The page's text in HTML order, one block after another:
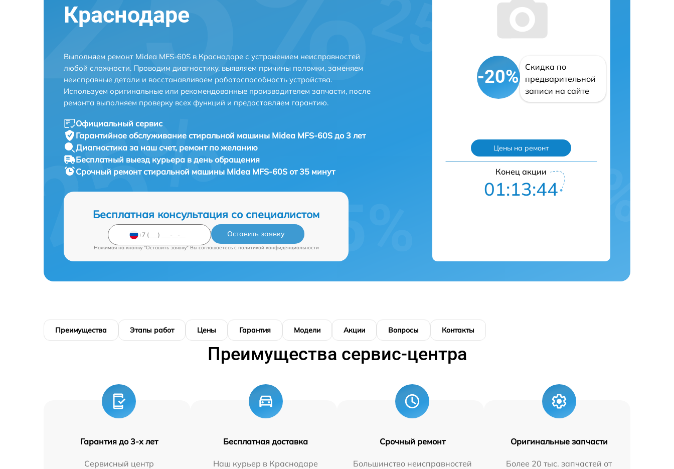
Краснодаре
Выполняем ремонт Midea MFS-60S в Краснодаре с устранением неисправностей
любой сложности. Проводим диагностику, выявляем причины поломки, заменяем
неисправные детали и восстанавливаем работоспособность устройства.
Используем оригинальные или рекомендованные производителем запчасти, после
ремонта выполняем проверку всех функций и предоставляем гарантию.
Официальный сервис
Гарантийное обслуживание стиральной машины Midea MFS-60S до 3 лет
Диагностика за наш счет, ремонт по желанию
Бесплатный выезд курьера в день обращения
Срочный ремонтстиральной машины Midea MFS-60S от 35 минут
Бесплатная консультация со специалистом
Оставить заявку
Нажимая на кнопку "Оставить заявку" Вы соглашаетесь c политикой конфиденциальности
-20%
Скидка по
предварительной
записи на сайте
Цены на ремонт
Конец акции
01:13:43
Преимущества Этапы работ Цены Гарантия Модели Акции Вопросы Контакты
Преимущества сервис-центра
Гарантия до 3-х лет
Сервисный центр
Бесплатная доставка
Наш курьер в Краснодаре
Срочный ремонт
Большинство неисправностей
Оригинальные запчасти
Более 20 тыс. запчастей от